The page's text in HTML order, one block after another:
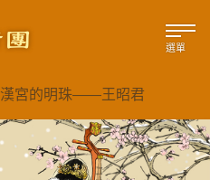
選單
漢宮的明珠——王昭君